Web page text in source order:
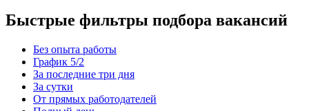
Быстрые фильтры подбора вакансий
Без опыта работы
График 5/2
За последние три дня
За сутки
От прямых работодателей